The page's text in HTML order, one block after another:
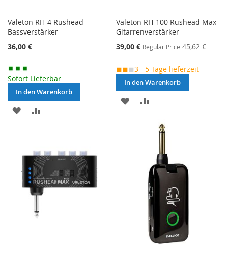
Valeton RH-4 Rushead
Bassverstärker
36,00 €
Sofort Lieferbar
In den Warenkorb
MERKEN
Valeton RH-100 Rushead Max
Gitarrenverstärker
Special
39,00 € Regular Price 45,62 €
◼◼◼3 - 5 Tage lieferzeit
In den Warenkorb
MERKEN
HINZUFÜGEN